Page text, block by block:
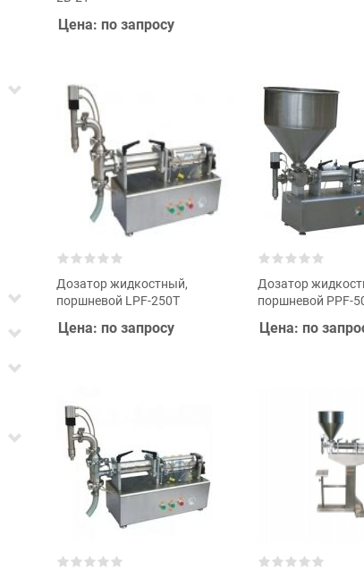
Цена: по запросу
Дозатор жидкостный,
поршневой LPF-250T
Цена: по запросу
Дозатор
поршневой PPF-
Цена: по